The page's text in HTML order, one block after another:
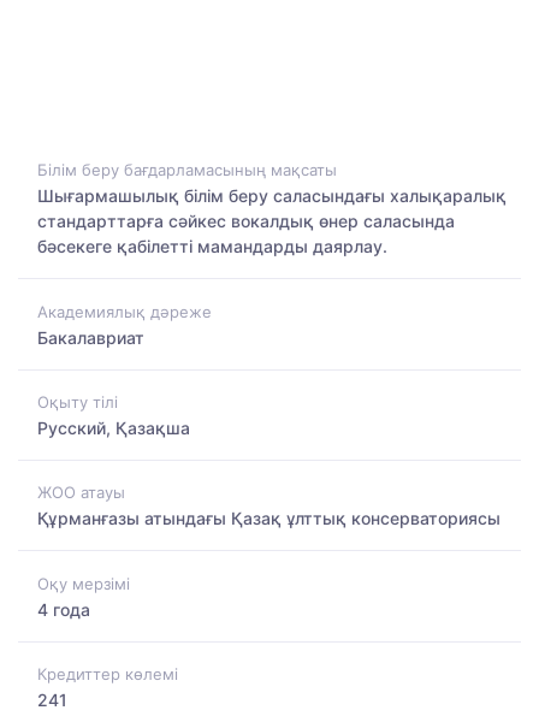
Білім беру бағдарламасының мақсаты
Шығармашылық білім беру саласындағы халықаралық
стандарттарға сәйкес вокалдық өнер саласында
бәсекеге қабілетті мамандарды даярлау.
Академиялық дәреже
Бакалавриат
Оқыту тілі
Русский, Қазақша
ЖОО атауы
Құрманғазы атындағы Қазақ ұлттық консерваториясы
Оқу мерзімі
4 года
Кредиттер көлемі
241